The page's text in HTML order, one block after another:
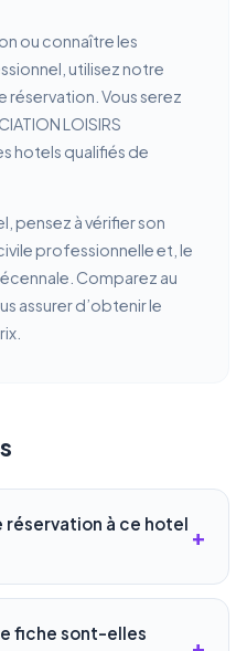
ou connaître les
utilisez notre
Vous serez
LOISIRS
hotels qualifiés de
pensez à vérifier son
professionnelle et, le
Comparez au
assurer d’obtenir le
réservation à ce hotel
fiche sont-elles